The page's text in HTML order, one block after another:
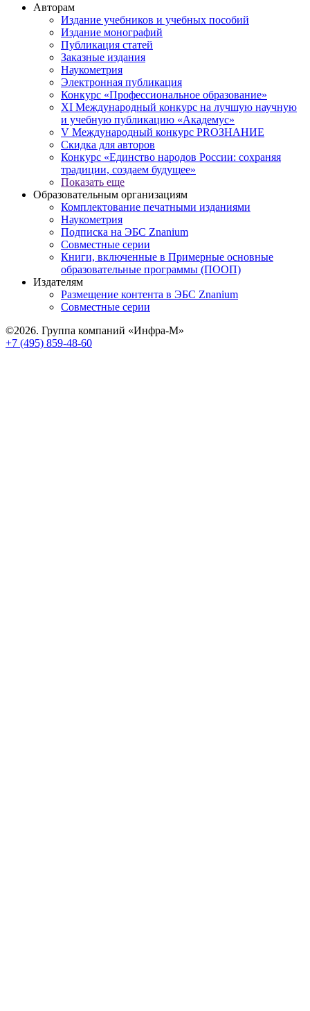
Авторам
Издание учебников и учебных пособий
Издание монографий
Публикация статей
Заказные издания
Наукометрия
Электронная публикация
Конкурс «Профессиональное образование»
XI Международный конкурс на лучшую научную
и учебную публикацию «Академус»
V Международный конкурс PROЗНАНИЕ
Скидка для авторов
Конкурс «Единство народов России: сохраняя
традиции, создаем будущее»
Показать еще
Образовательным организациям
Комплектование печатными изданиями
Наукометрия
Подписка на ЭБС Znanium
Совместные серии
Книги, включенные в Примерные основные
образовательные программы (ПООП)
Издателям
Размещение контента в ЭБС Znanium
Совместные серии
©2026. Группа компаний «Инфра-М»
+7 (495) 859-48-60